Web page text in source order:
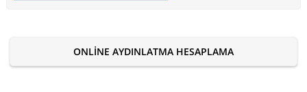
ONLINE AYDINLATMA HESAPLAMA